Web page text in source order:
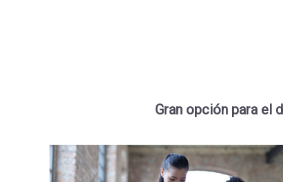
Gran opción para el